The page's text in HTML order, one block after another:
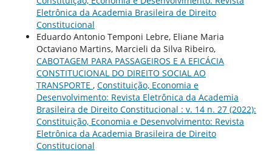
Eletrônica da Academia Brasileira de Direito
Constitucional
Eduardo Antonio Temponi Lebre, Eliane Maria
Octaviano Martins, Marcieli da Silva Ribeiro,
CABOTAGEM PARA PASSAGEIROS E A EFICÁCIA
CONSTITUCIONAL DO DIREITO SOCIAL AO
TRANSPORTE , Constituição, Economia e
Desenvolvimento: Revista Eletrônica da Academia
Brasileira de Direito Constitucional : v. 14 n. 27 (2022):
Constituição, Economia e Desenvolvimento: Revista
Eletrônica da Academia Brasileira de Direito
Constitucional